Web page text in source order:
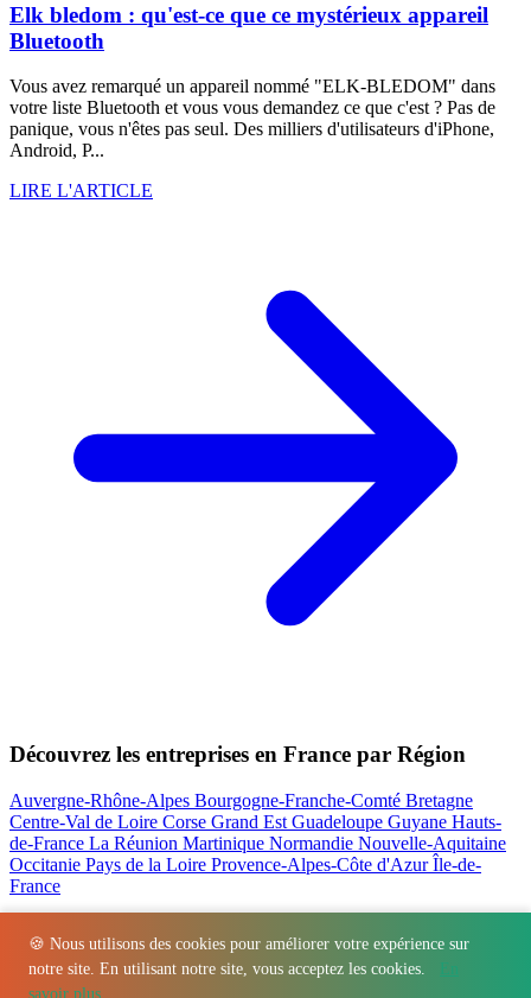
🍪 Nous utilisons des cookies pour améliorer votre expérience sur
notre site. En utilisant notre site, vous acceptez les cookies.
En
savoir plus
Elk bledom : qu'est-ce que ce mystérieux appareil
Bluetooth
Vous avez remarqué un appareil nommé "ELK-BLEDOM" dans
votre liste Bluetooth et vous vous demandez ce que c'est ? Pas de
panique, vous n'êtes pas seul. Des milliers d'utilisateurs d'iPhone,
Android, P...
LIRE L'ARTICLE
Découvrez les entreprises en France par Région
Auvergne-Rhône-Alpes Bourgogne-Franche-Comté Bretagne
Centre-Val de Loire Corse Grand Est Guadeloupe Guyane Hauts-
de-France La Réunion Martinique Normandie Nouvelle-Aquitaine
Occitanie Pays de la Loire Provence-Alpes-Côte d'AzurÎle-de-
France
Nos actualités les plus consultées
Régions - Départements - Villes - Entreprises - Marques Contact